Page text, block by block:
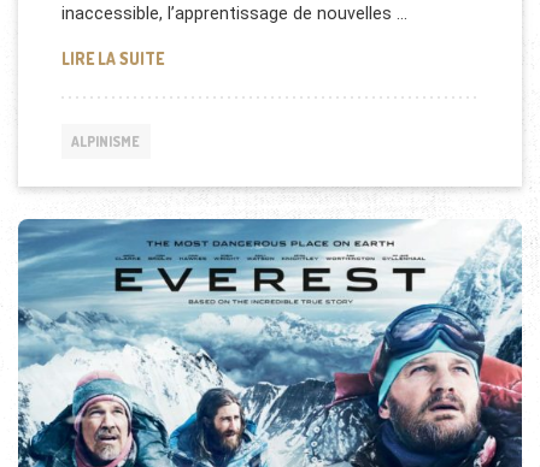
inaccessible, l’apprentissage de nouvelles …
LIRE LA SUITECOMMENT DEVENIR UN ALPINISTE DE HAUTE
ALPINISME